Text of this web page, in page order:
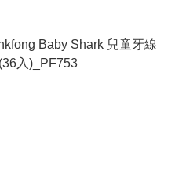
Baby Shark 兒童牙線
入)_PF753